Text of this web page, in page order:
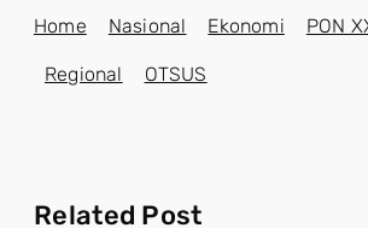
Home Nasional Ekonomi PON
Regional OTSUS
Related Post